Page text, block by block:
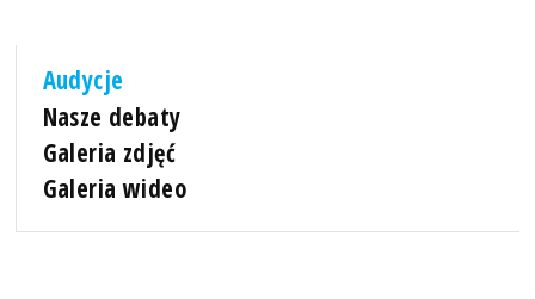
Audycje
Nasze debaty
Galeria zdjęć
Galeria wideo